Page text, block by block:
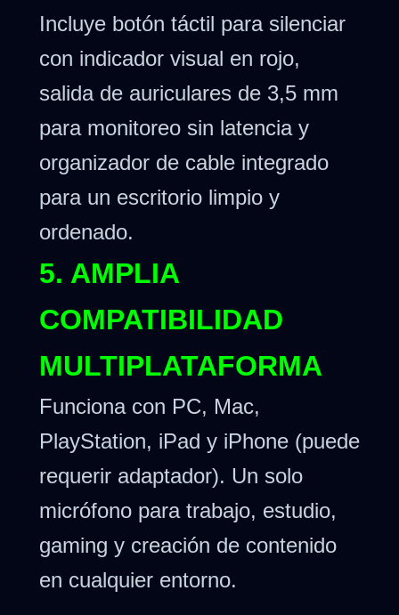
Incluye botón táctil para silenciar
con indicador visual en rojo,
salida de auriculares de 3,5 mm
para monitoreo sin latencia y
organizador de cable integrado
para un escritorio limpio y
ordenado.
5. AMPLIA
COMPATIBILIDAD
MULTIPLATAFORMA
Funciona con PC, Mac,
PlayStation, iPad y iPhone (puede
requerir adaptador). Un solo
micrófono para trabajo, estudio,
gaming y creación de contenido
en cualquier entorno.